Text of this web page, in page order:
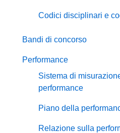
Codici disciplinari e
Bandi di concorso
Performance
Sistema di
performance
Piano della
Relazione sulla